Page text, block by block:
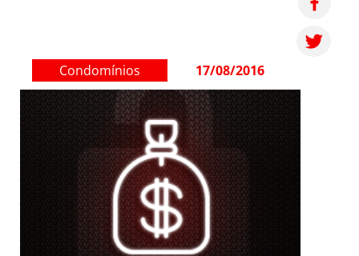
Condomínios 17/08/2016